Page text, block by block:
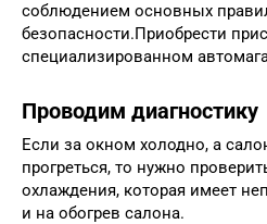
соблюдением основных
безопасности.Приобрести
специализированном
Проводим диагностику
Если за окном холодно, а
прогреться, то нужно
охлаждения, которая имеет
и на обогрев салона.